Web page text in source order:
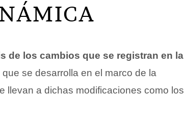
de los cambios que se registran en la
se desarrolla en el marco de la
llevan a dichas modificaciones como los